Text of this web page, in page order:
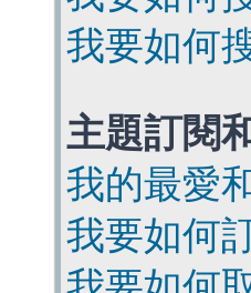
我要如何
主題訂閱
我的最愛
我要如何